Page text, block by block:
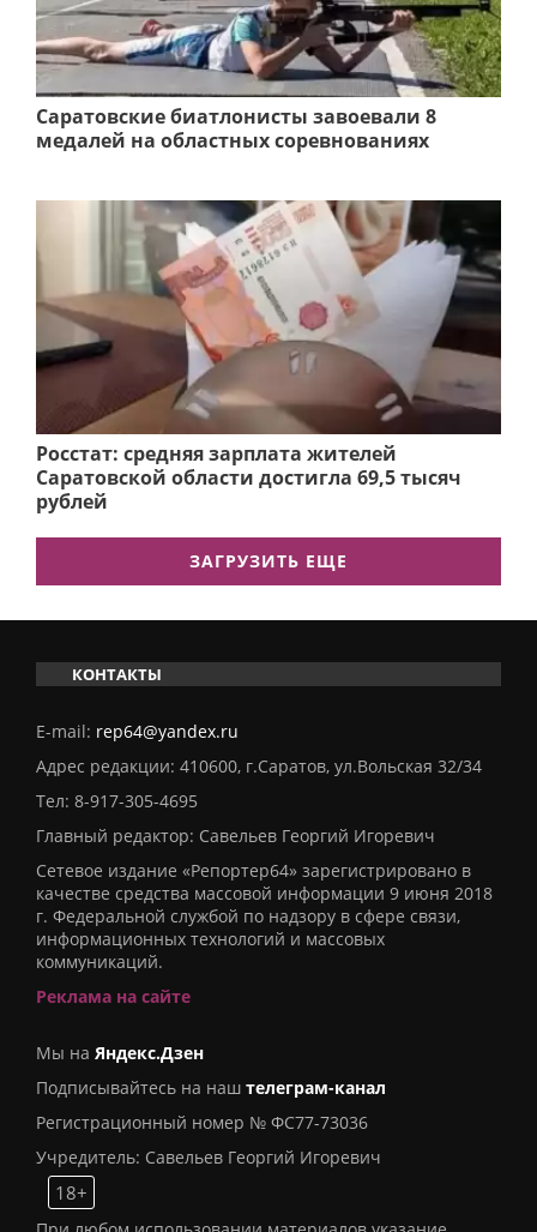
Саратовские биатлонисты завоевали 8
медалей на областных соревнованиях
Росстат: средняя зарплата жителей
Саратовской области достигла 69,5 тысяч
рублей
ЗАГРУЗИТЬ ЕЩЕ
КОНТАКТЫ
E-mail: rep64@yandex.ru
Адрес редакции: 410600, г.Саратов, ул.Вольская 32/34
Тел: 8-917-305-4695
Главный редактор: Савельев Георгий Игоревич
Сетевое издание «Репортер64» зарегистрировано в
качестве средства массовой информации 9 июня 2018
г. Федеральной службой по надзору в сфере связи,
информационных технологий и массовых
коммуникаций.
Реклама на сайте
Мы на Яндекс.Дзен
Подписывайтесь на наш телеграм-канал
Регистрационный номер № ФС77-73036
Учредитель: Савельев Георгий Игоревич
18+